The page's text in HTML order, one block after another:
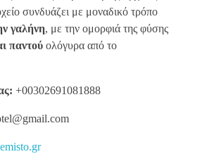
συνδυάζει με μοναδικό τρόπο
γαλήνη, με την ομορφιά της φύσης
παντού ολόγυρα από το
+00302691081888